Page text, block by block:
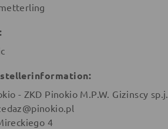
- ZKD Pinokio M.P.W. Gizinscy sp.j.
4